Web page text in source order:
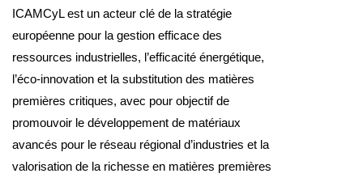
ICAMCyL est un acteur clé de la stratégie
européenne pour la gestion efficace des
ressources industrielles, l’efficacité énergétique,
l’éco-innovation et la substitution des matières
premières critiques, avec pour objectif de
promouvoir le développement de matériaux
avancés pour le réseau régional d’industries et la
valorisation de la richesse en matières premières